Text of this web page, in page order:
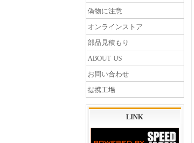
偽物に注意
オンラインストア
部品見積もり
ABOUT US
お問い合わせ
提携工場
LINK